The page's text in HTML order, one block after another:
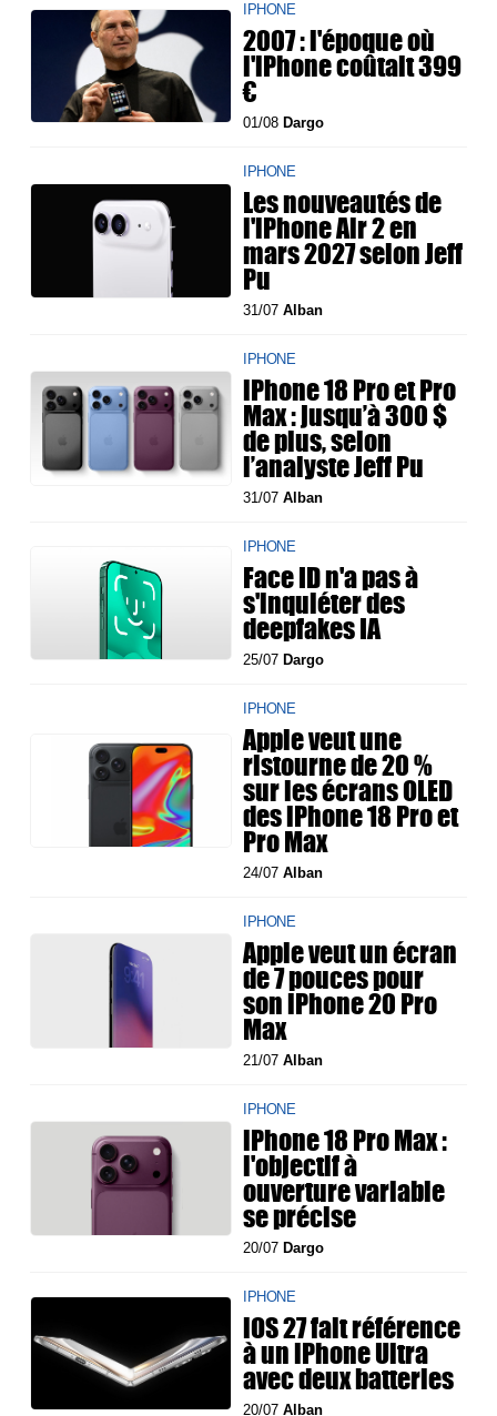
IPHONE
2007 : l'époque où
l'iPhone coûtait 399
€
01/08 Dargo
IPHONE
Les nouveautés de
l'iPhone Air 2 en
mars 2027 selon Jeff
Pu
31/07Alban
IPHONE
iPhone 18 Pro et Pro
Max : jusqu’à 300 $
de plus, selon
l’analyste Jeff Pu
31/07Alban
IPHONE
Face ID n'a pas à
s'inquiéter des
deepfakes IA
25/07 Dargo
IPHONE
Apple veut une
ristourne de 20 %
sur les écrans OLED
des iPhone 18 Pro et
Pro Max
24/07Alban
IPHONE
Apple veut un écran
de 7 pouces pour
son iPhone 20 Pro
Max
21/07Alban
IPHONE
iPhone 18 Pro Max :
l'objectif à
ouverture variable
se précise
20/07 Dargo
IPHONE
iOS 27 fait référence
à un iPhone Ultra
avec deux batteries
20/07Alban